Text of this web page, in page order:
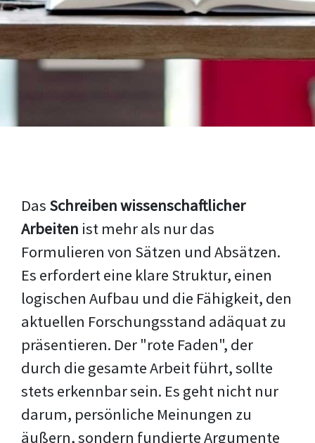
Das Schreiben wissenschaftlicher
Arbeiten ist mehr als nur das
Formulieren von Sätzen und Absätzen.
Es erfordert eine klare Struktur, einen
logischen Aufbau und die Fähigkeit, den
aktuellen Forschungsstand adäquat zu
präsentieren. Der "rote Faden", der
durch die gesamte Arbeit führt, sollte
stets erkennbar sein. Es geht nicht nur
darum, persönliche Meinungen zu
äußern, sondern fundierte Argumente